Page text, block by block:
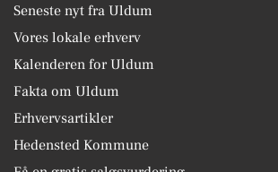
Seneste nyt fra Uldum
Vores lokale erhverv
Kalenderen for Uldum
Fakta om Uldum
Erhvervsartikler
Hedensted Kommune